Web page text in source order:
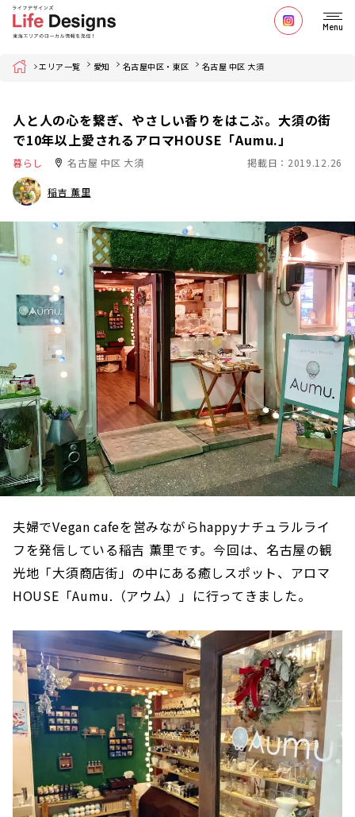
Menu
Home エリア一覧 愛知 名古屋中区・東区 名古屋 中区 大須
人と人の心を繋ぎ、やさしい香りをはこぶ。大須の街
で10年以上愛されるアロマHOUSE「Aumu.」
暮らし 名古屋 中区 大須 掲載日：2019.12.26
稲吉 薫里
夫婦でVegan cafeを営みながらhappyナチュラルライ
フを発信している稲吉 薫里です。今回は、名古屋の観
光地「大須商店街」の中にある癒しスポット、アロマ
HOUSE「Aumu.（アウム）」に行ってきました。